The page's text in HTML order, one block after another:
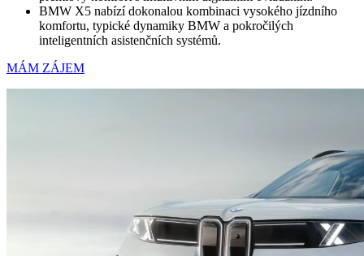
BMW X5 nabízí dokonalou kombinaci vysokého jízdního
komfortu, typické dynamiky BMW a pokročilých
inteligentních asistenčních systémů.
MÁM ZÁJEM